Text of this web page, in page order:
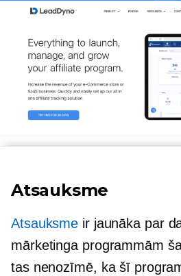
Atsauksme
Atsauksme ir jaunāka par
mārketinga programmām
tas nenozīmē, ka šī